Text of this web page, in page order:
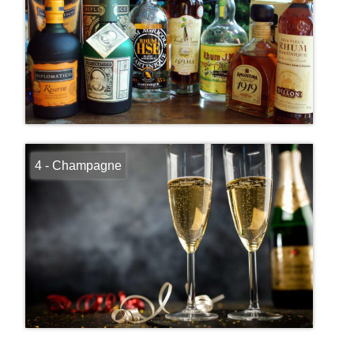
4 - Champagne